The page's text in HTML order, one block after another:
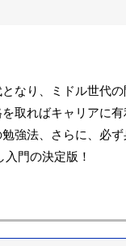
なり、ミドル世代
取ればキャリアに
強法、さらに、必ず
門の決定版！